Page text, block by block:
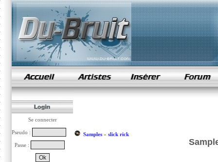
samples de rap
Se connecter
Pseudo :
Passe :
Samples» slick rick